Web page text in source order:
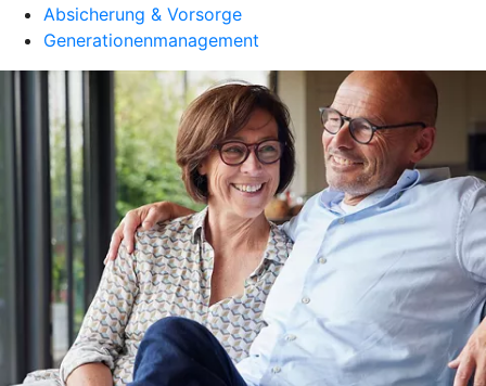
Absicherung & Vorsorge
Generationenmanagement